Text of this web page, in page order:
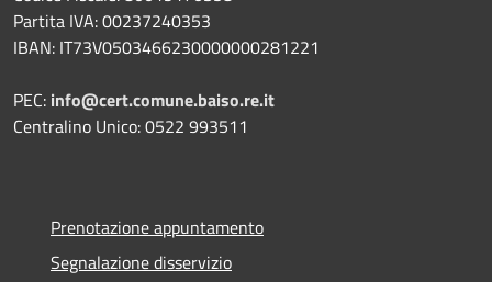
Partita IVA: 00237240353
IBAN: IT73V0503466230000000281221
PEC: info@cert.comune.baiso.re.it
Centralino Unico: 0522 993511
Prenotazione appuntamento
Segnalazione disservizio